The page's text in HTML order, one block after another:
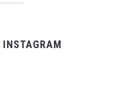
INSTAGRAM